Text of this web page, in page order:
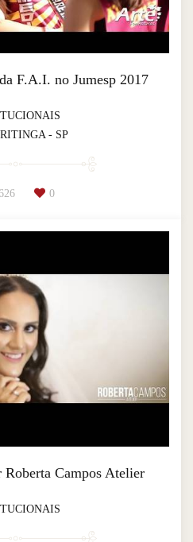
F.A.I. no Jumesp 2017
- SP
0
Campos Atelier